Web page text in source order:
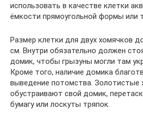
использовать в качестве клетки
ёмкости прямоугольной формы или
Размер клетки для двух хомячков
см. Внутри обязательно должен
домик, чтобы грызуны могли там
Кроме того, наличие домика
выведение потомства. Золотистые
обустраивают свой домик,
бумагу или лоскуты тряпок.